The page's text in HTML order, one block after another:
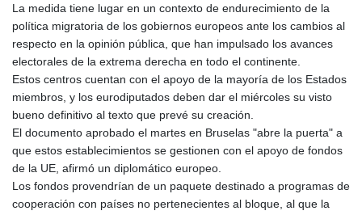
La medida tiene lugar en un contexto de endurecimiento de la
política migratoria de los gobiernos europeos ante los cambios al
respecto en la opinión pública, que han impulsado los avances
electorales de la extrema derecha en todo el continente.
Estos centros cuentan con el apoyo de la mayoría de los Estados
miembros, y los eurodiputados deben dar el miércoles su visto
bueno definitivo al texto que prevé su creación.
El documento aprobado el martes en Bruselas "abre la puerta" a
que estos establecimientos se gestionen con el apoyo de fondos
de la UE, afirmó un diplomático europeo.
Los fondos provendrían de un paquete destinado a programas de
cooperación con países no pertenecientes al bloque, al que la